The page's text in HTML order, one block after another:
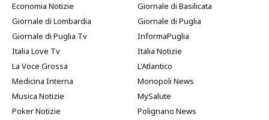
Economia Notizie
Giornale di Basilicata
Giornale di Lombardia
Giornale di Puglia
Giornale di Puglia Tv
InformaPuglia
Italia Love Tv
Italia Notizie
La Voce Grossa
L'Atlantico
Medicina Interna
Monopoli News
Musica Notizie
MySalute
Poker Notizie
Polignano News